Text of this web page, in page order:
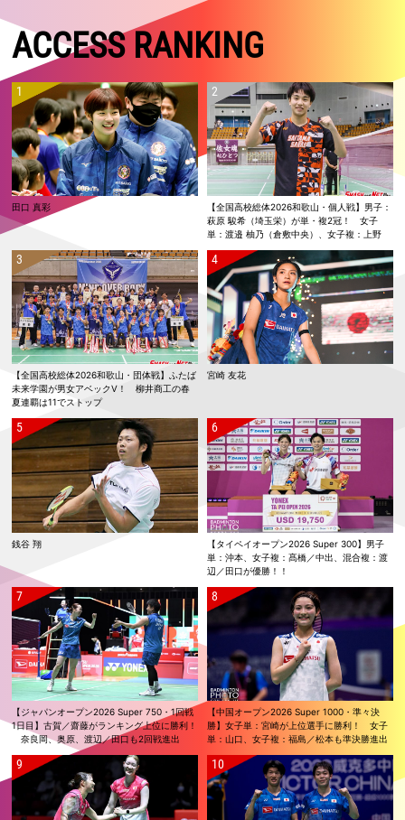
ACCESS RANKING
田口 真彩
【全国高校総体2026和歌山・個人戦】男子：
萩原 駿希（埼玉栄）が単・複2冠！ 女子
単：渡邉 柚乃（倉敷中央）、女子複：上野
覇！
【全国高校総体2026和歌山・団体戦】ふたば
未来学園が男女アベックV！ 柳井商工の春
夏連覇は11でストップ
宮崎 友花
銭谷 翔
【タイペイオープン2026 Super 300】男子
単：沖本、女子複：髙橋／中出、混合複：渡
辺／田口が優勝！！
【ジャパンオープン2026 Super 750・1回戦
1日目】古賀／齋藤がランキング上位に勝利！
奈良岡、奥原、渡辺／田口も2回戦進出
【中国オープン2026 Super 1000・準々決
勝】女子単：宮崎が上位選手に勝利！ 女子
単：山口、女子複：福島／松本も準決勝進出